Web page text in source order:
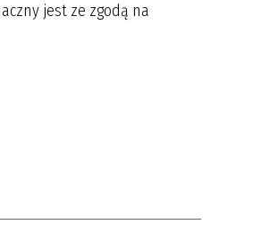
jest ze zgodą na